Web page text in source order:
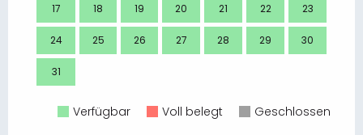
17 18 19 20 21 22 23
24 25 26 27 28 29 30
31
Verfügbar Voll belegt Geschlossen